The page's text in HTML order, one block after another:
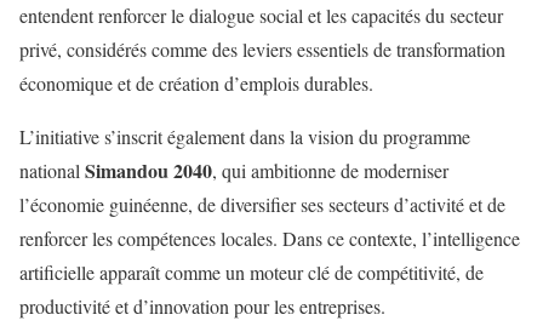
entendent renforcer le dialogue social et les capacités du secteur
privé, considérés comme des leviers essentiels de transformation
économique et de création d’emplois durables.
L’initiative s’inscrit également dans la vision du programme
national Simandou 2040, qui ambitionne de moderniser
l’économie guinéenne, de diversifier ses secteurs d’activité et de
renforcer les compétences locales. Dans ce contexte, l’intelligence
artificielle apparaît comme un moteur clé de compétitivité, de
productivité et d’innovation pour les entreprises.